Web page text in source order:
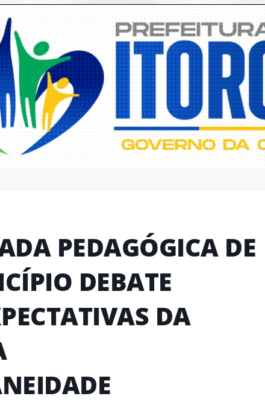
PEDAGÓGICA DE
DEBATE
DA